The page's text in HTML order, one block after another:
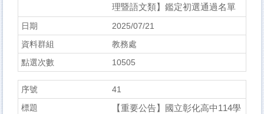
理暨語文類】鑑定初選通過名單
2025/07/21
教務處
10505
41
【重要公告】國立彰化高中114學